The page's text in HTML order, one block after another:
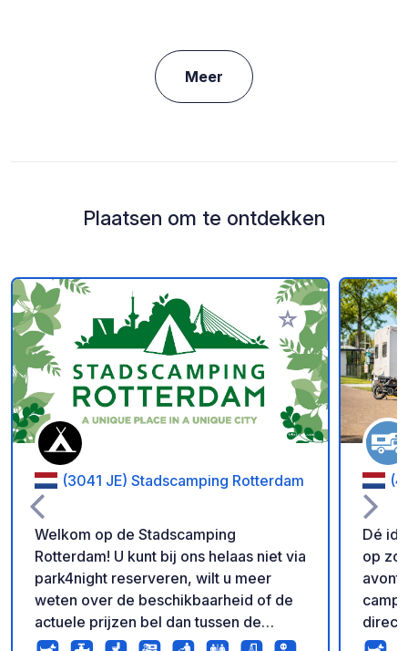
Meer
Plaatsen om te ontdekken
Voeg toe aan je
(3041 JE) Stadscamping Rotterdam
Welkom op de Stadscamping
Rotterdam! U kunt bij ons helaas niet via
park4night reserveren, wilt u meer
weten over de beschikbaarheid of de
actuele prijzen bel dan tussen de
openingstijden of mail. U kunt bij ons
Dé
op
direct
wat u